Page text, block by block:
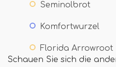
Seminolbrot
Komfortwurzel
Florida Arrowroot
Schauen Sie sich die